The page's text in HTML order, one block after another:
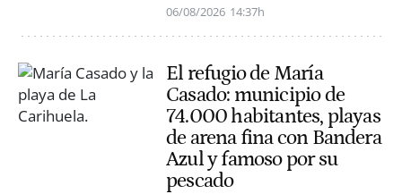
06/08/2026 14:37h
El refugio de María
Casado: municipio de
74.000 habitantes, playas
de arena fina con Bandera
Azul y famoso por su
pescado